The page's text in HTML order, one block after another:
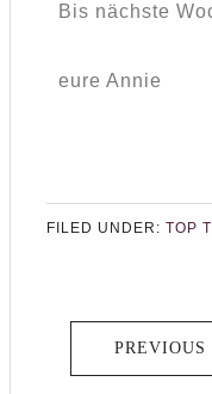
Bis nächste
eure Annie
FILED UNDER: TOP
PREVIOUS